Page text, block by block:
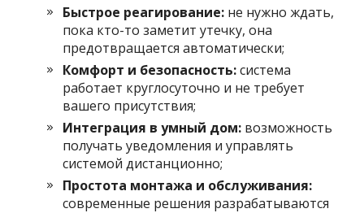
Быстрое реагирование: не нужно ждать,
пока кто-то заметит утечку, она
предотвращается автоматически;
Комфорт и безопасность:система
работает круглосуточно и не требует
вашего присутствия;
Интеграция в умный дом: возможность
получать уведомления и управлять
системой дистанционно;
Простота монтажа и обслуживания:
современные решения разрабатываются